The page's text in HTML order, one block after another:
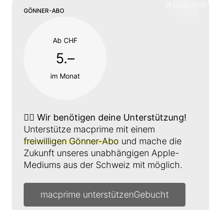
GÖNNER-ABO
Ab CHF
5.–
im Monat
👉🏼 Wir benötigen deine Unterstützung!
Unterstütze macprime mit einem
freiwilligen Gönner-Abo und mache die
Zukunft unseres unabhängigen Apple-
Mediums aus der Schweiz mit möglich.
macprime unterstützen